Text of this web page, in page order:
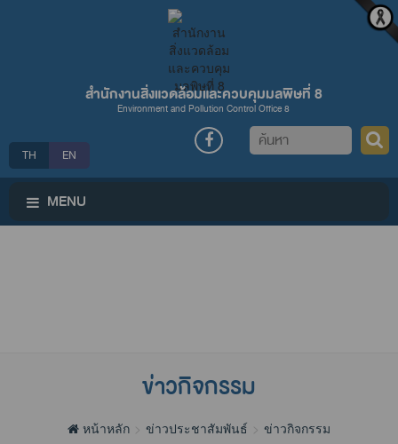
สำนักงานสิ่งแวดล้อมและควบคุมมลพิษที่ 8
Environment and Pollution Control Office 8
TH EN
ค้นหา
MENU
ข่าวกิจกรรม
หน้าหลัก ข่าวประชาสัมพันธ์ ข่าวกิจกรรม